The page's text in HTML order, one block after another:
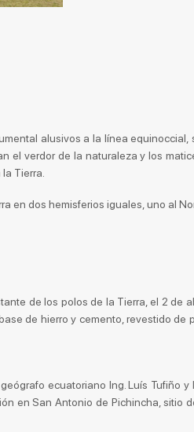
alusivos a la línea equinoccial,
el verdor de la naturaleza y los
Tierra.
en dos hemisferios iguales, uno al
de los polos de la Tierra, el 2 de
de hierro y cemento, revestido de
ecuatoriano Ing. Luís Tufiño
en San Antonio de Pichincha, sitio